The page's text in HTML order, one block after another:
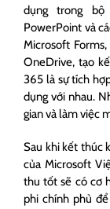
dụng trong
PowerPoint và
Microsoft
OneDrive, tạo
365 là sự tích
dụng với nhau.
gian và làm việc
Sau khi kết thúc
của Microsoft
thu tốt sẽ có cơ
phi chính phủ